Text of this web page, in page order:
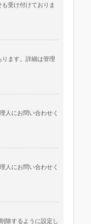
受け付けておりま
ます。詳細は管理
人にお問い合わせく
人にお問い合わせく
除するように設定し